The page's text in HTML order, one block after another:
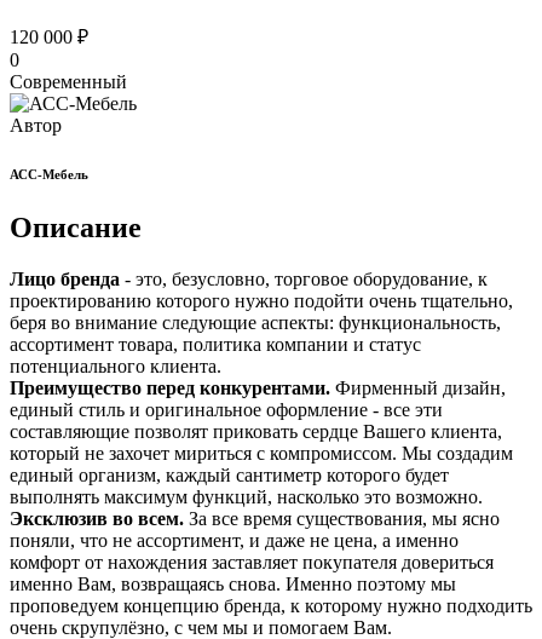
120 000 ₽
0
Современный
Автор
АСС-Мебель
Описание
Лицо бренда - это, безусловно, торговое оборудование, к
проектированию которого нужно подойти очень тщательно,
беря во внимание следующие аспекты: функциональность,
ассортимент товара, политика компании и статус
потенциального клиента.
Преимущество перед конкурентами. Фирменный дизайн,
единый стиль и оригинальное оформление - все эти
составляющие позволят приковать сердце Вашего клиента,
который не захочет мириться с компромиссом. Мы создадим
единый организм, каждый сантиметр которого будет
выполнять максимум функций, насколько это возможно.
Эксклюзив во всем. За все время существования, мы ясно
поняли, что не ассортимент, и даже не цена, а именно
комфорт от нахождения заставляет покупателя довериться
именно Вам, возвращаясь снова. Именно поэтому мы
проповедуем концепцию бренда, к которому нужно подходить
очень скрупулёзно, с чем мы и помогаем Вам.